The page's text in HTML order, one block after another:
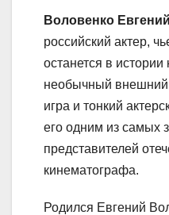
Воловенко Евгений
российский актер,
останется в
необычный внешний
игра и тонкий
его одним из самых
представителей
кинематографа.
Родился Евгений